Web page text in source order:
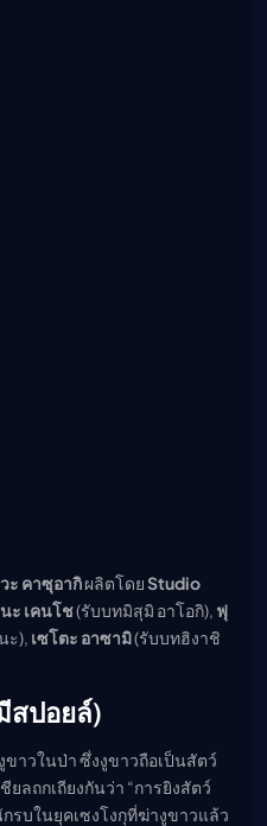
ะ คาซุอากิผลิตโดยStudio
ะ เคนโช(รับบทมิสุมิ อาโอกิ), ฟุ
ะ), เซโตะ อาซามิ(รับบทฮิงาชิ
สปอยล์)
ขาวในป่า ซึ่งงูขาวถือเป็นสัตว์
ลถกเถียงกันว่า “การยิงสัตว์
รบในยุคเซงโงกุที่ฆ่างูขาวแล้ว